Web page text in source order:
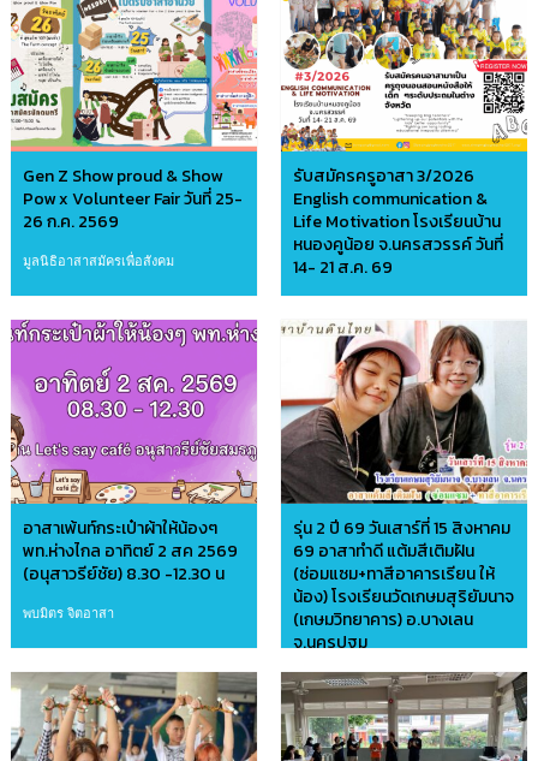
มูลนิธิอาสาสมัครเพื่อสังคม
Gen Z Show proud & Show
Pow x Volunteer Fair วันที่ 25-
26 ก.ค. 2569
มูลนิธิอาสาสมัครเพื่อสังคม
รับสมัครครูอาสา 3/2026
English communication &
Life Motivation โรงเรียนบ้าน
หนองคูน้อย จ.นครสวรรค์ วันที่
14- 21 ส.ค. 69
อาสาเพ้นท์กระเป๋าผ้าให้น้องๆ
พท.ห่างไกล อาทิตย์ 2 สค 2569
(อนุสาวรีย์ชัย) 8.30 -12.30 น
พบมิตร จิตอาสา
รุ่น 2 ปี 69 วันเสาร์ที่ 15 สิงหาคม
69 อาสาทำดี แต้มสีเติมฝัน
(ซ่อมแซม+ทาสีอาคารเรียน ให้
น้อง) โรงเรียนวัดเกษมสุริยัมนาจ
(เกษมวิทยาคาร) อ.บางเลน
จ.นครปฐม
อาสาบ้านดินไทย